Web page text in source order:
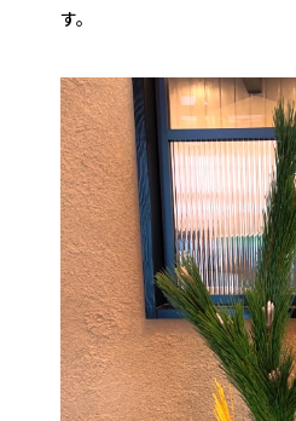
す。